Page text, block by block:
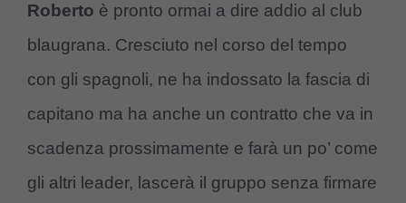
Roberto è pronto ormai a dire addio al club
blaugrana. Cresciuto nel corso del tempo
con gli spagnoli, ne ha indossato la fascia di
capitano ma ha anche un contratto che va in
scadenza prossimamente e farà un po’ come
gli altri leader, lascerà il gruppo senza firmare